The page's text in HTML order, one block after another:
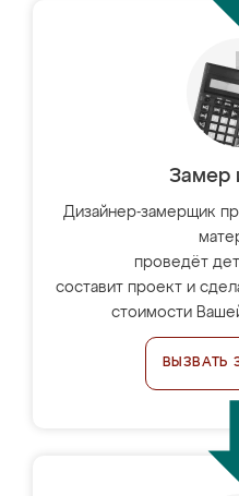
Замер
Дизайнер-замерщик
проведёт
составит проект и
стоимости
ВЫЗВАТЬ